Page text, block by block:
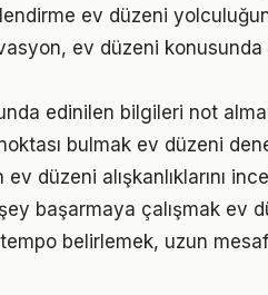
ev düzeni
ev düzeni konusunda
edinilen bilgileri not
bulmak ev düzeni
ev düzeni alışkanlıklarını
başarmaya çalışmak ev
belirlemek, uzun